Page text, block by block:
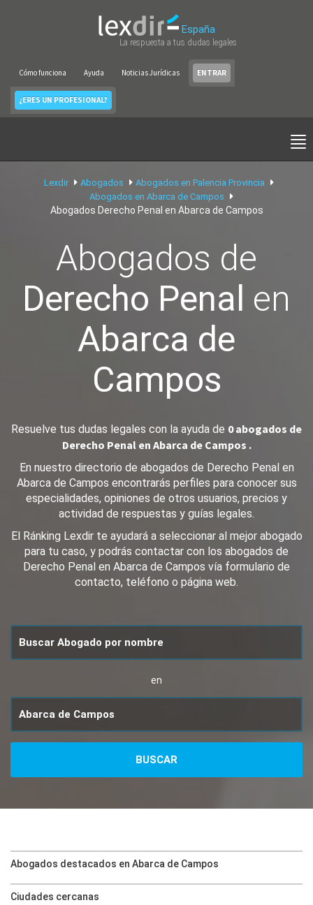
España
La respuesta a tus dudas legales
Cómo funciona Ayuda Noticias Jurídicas ENTRAR
¿ERES UN PROFESIONAL?
Lexdir Abogados
Abogados en Palencia Provincia
Abogados en Abarca de Campos
Abogados Derecho Penal en Abarca de Campos
Abogados de
Derecho Penal en
Abarca de
Campos
Resuelve tus dudas legales con la ayuda de 0 abogados de
Derecho Penal en Abarca de Campos .
En nuestro directorio de abogados de Derecho Penal en
Abarca de Campos encontrarás perfiles para conocer sus
especialidades, opiniones de otros usuarios, precios y
actividad de respuestas y guías legales.
El Ránking Lexdir te ayudará a seleccionar al mejor abogado
para tu caso, y podrás contactar con los abogados de
Derecho Penal en Abarca de Campos vía formulario de
contacto, teléfono o página web.
en
Abogados destacados en Abarca de Campos
Ciudades cercanas